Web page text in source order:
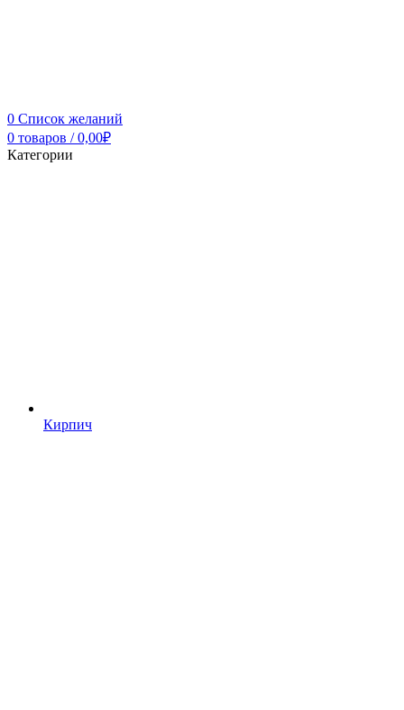
0 Список желаний
0 товаров / 0,00₽
Категории
Кирпич